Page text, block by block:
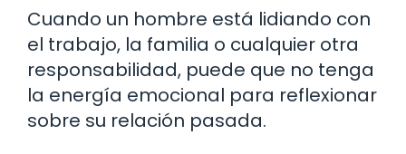
Cuando un hombre está lidiando con
el trabajo, la familia o cualquier otra
responsabilidad, puede que no tenga
la energía emocional para reflexionar
sobre su relación pasada.